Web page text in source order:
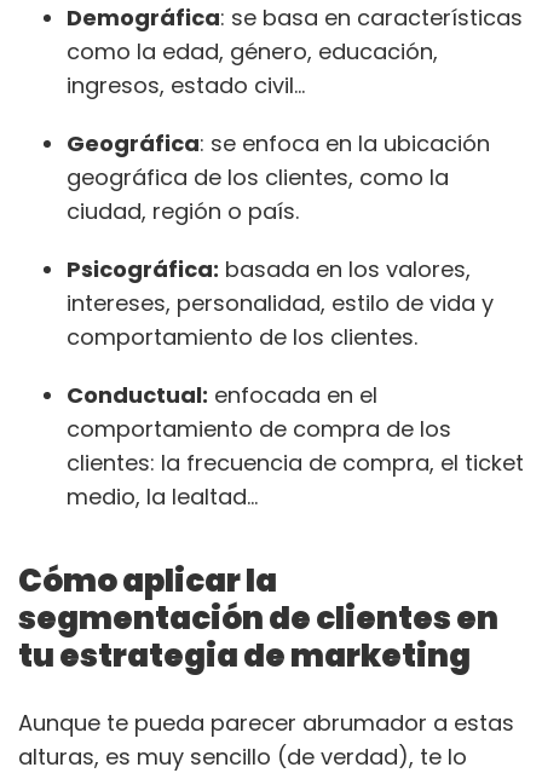
Demográfica: se basa en características
como la edad, género, educación,
ingresos, estado civil…
Geográfica: se enfoca en la ubicación
geográfica de los clientes, como la
ciudad, región o país.
Psicográfica: basada en los valores,
intereses, personalidad, estilo de vida y
comportamiento de los clientes.
Conductual: enfocada en el
comportamiento de compra de los
clientes: la frecuencia de compra, el ticket
medio, la lealtad…
Cómo aplicar la
segmentación de clientes en
tu estrategia de marketing
Aunque te pueda parecer abrumador a estas
alturas, es muy sencillo (de verdad), te lo